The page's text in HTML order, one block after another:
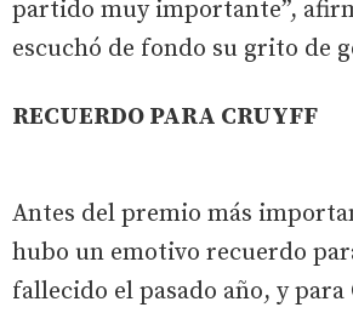
partido muy importante”,
escuchó de fondo su grito de
RECUERDO PARA CRUYFF
Antes del premio más
hubo un emotivo recuerdo
fallecido el pasado año, y